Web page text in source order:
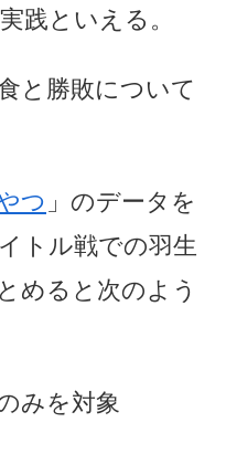
践といえる。
と勝敗について
つ 」のデータを
トル戦での羽生
めると次のよう
みを対象